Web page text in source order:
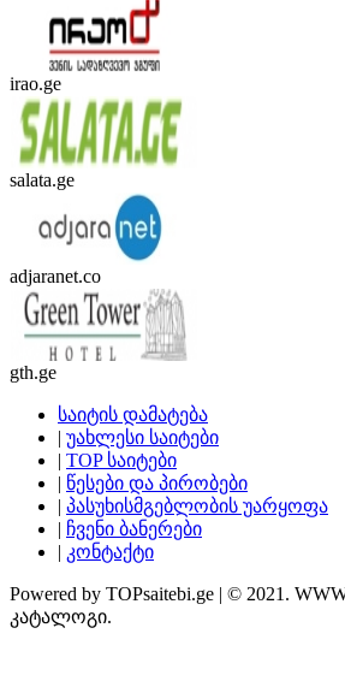
irao.ge
salata.ge
adjaranet.co
gth.ge
საიტის დამატება
| უახლესი საიტები
| TOP საიტები
| წესები და პირობები
| პასუხისმგებლობის უარყოფა
| ჩვენი ბანერები
| კონტაქტი
Powered by TOPsaitebi.ge | © 2021.
კატალოგი.